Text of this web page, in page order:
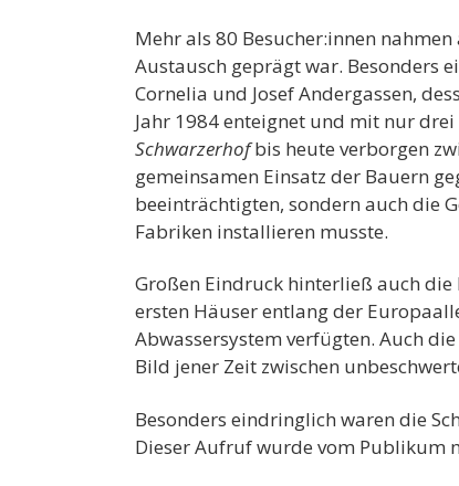
Mehr als 80 Besucher:innen
Austausch geprägt war. Besonders
Cornelia und Josef Andergassen,
Jahr 1984 enteignet und mit nur
Schwarzerhofbis heute verborgen
gemeinsamen Einsatz der Bauern
beeinträchtigten, sondern auch die
Fabriken installieren musste.
Großen Eindruck hinterließ auch die
ersten Häuser entlang der
Abwassersystem verfügten. Auch
Bild jener Zeit zwischen
Besonders eindringlich waren die
Dieser Aufruf wurde vom Publikum